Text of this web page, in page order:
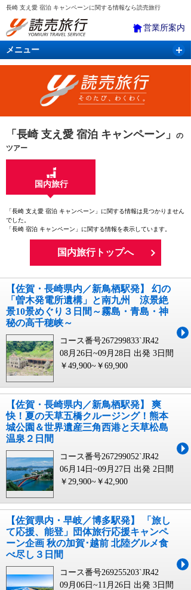
長崎 支え愛 宿泊 キャンペーンに関する情報なら読売旅行
営業所案内
メニュー
国内旅行 バスツアー 海外旅行
「長崎 支え愛 宿泊 キャンペーン」
の
ツアー
国内旅行
「長崎 支え愛 宿泊 キャンペーン」に関する情報は見つかりません
でした。
「長崎 宿泊 キャンペーン」に関する情報を表示しています。
国内旅行トップへ
【佐賀・長崎県内／新鳥栖駅発】 幻の
「曽木発電所遺構」と南九州 涼景絶
景10景めぐり３日間～霧島・青島・神
秘の高千穂峡～
コース番号267299833`JR42
08月26日~09月28日 出発 3日間
￥49,900~￥69,900
【佐賀・長崎県内／新鳥栖駅発】 爽
快！夏の天草五橋クルージング！熊本
城公園＆世界遺産三角西港と天草松島
温泉２日間
コース番号267299052`JR42
06月14日~09月27日 出発 2日間
￥29,900~￥42,900
【佐賀県内・早岐／博多駅発】 「旅し
て応援、能登」団体旅行応援キャンペ
ーン企画 秋の加賀･越前 北陸グルメ食
べ尽し３日間
コース番号269255203`JR42
09月06日~11月26日 出発 3日間